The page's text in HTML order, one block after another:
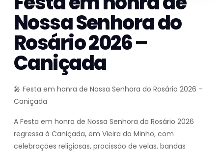
Nossa Senhora do
Rosário 2026 –
Caniçada
🎤 Festa em honra de Nossa Senhora do Rosário 2026 –
Caniçada
A Festa em honra de Nossa Senhora do Rosário 2026
regressa à Caniçada, em Vieira do Minho, com
celebrações religiosas, procissão de velas, bandas